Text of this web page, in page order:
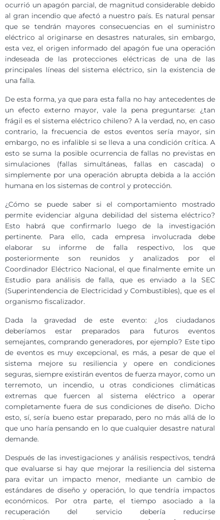
ocurrió un apagón parcial, de magnitud considerable debido
al gran incendio que afectó a nuestro país. Es natural pensar
que se tendrán mayores consecuencias en el suministro
eléctrico al originarse en desastres naturales, sin embargo,
esta vez, el origen informado del apagón fue una operación
indeseada de las protecciones eléctricas de una de las
principales líneas del sistema eléctrico, sin la existencia de
una falla.
De esta forma, ya que para esta falla no hay antecedentes de
un efecto externo mayor, vale la pena preguntarse: ¿tan
frágil es el sistema eléctrico chileno? A la verdad, no, en caso
contrario, la frecuencia de estos eventos sería mayor, sin
embargo, no es infalible si se lleva a una condición crítica. A
esto se suma la posible ocurrencia de fallas no previstas en
simulaciones (fallas simultáneas, fallas en cascada) o
simplemente por una operación abrupta debida a la acción
humana en los sistemas de control y protección.
¿Cómo se puede saber si el comportamiento mostrado
permite evidenciar alguna debilidad del sistema eléctrico?
Esto habrá que confirmarlo luego de la investigación
pertinente. Para ello, cada empresa involucrada debe
elaborar su informe de falla respectivo, los que
posteriormente son reunidos y analizados por el
Coordinador Eléctrico Nacional, el que finalmente emite un
Estudio para análisis de falla, que es enviado a la SEC
(Superintendencia de Electricidad y Combustibles), que es el
organismo fiscalizador.
Dada la gravedad de este evento: ¿los ciudadanos
deberíamos estar preparados para futuros eventos
semejantes, comprando generadores, por ejemplo? Este tipo
de eventos es muy excepcional, es más, a pesar de que el
sistema mejore su resiliencia y opere en condiciones
seguras, siempre existirán eventos de fuerza mayor, como un
terremoto, un incendio, u otras condiciones climáticas
extremas que fuercen al sistema eléctrico a operar
completamente fuera de sus condiciones de diseño. Dicho
esto, sí, sería bueno estar preparado, pero no más allá de lo
que uno haría pensando en lo que cualquier desastre natural
demande.
Después de las investigaciones y análisis respectivos, tendrá
que evaluarse si hay que mejorar la resiliencia del sistema
para evitar un impacto menor, mediante un cambio de
estándares de diseño y operación, lo que tendría impactos
económicos. Por otra parte, el tiempo asociado a la
recuperación del servicio debería reducirse